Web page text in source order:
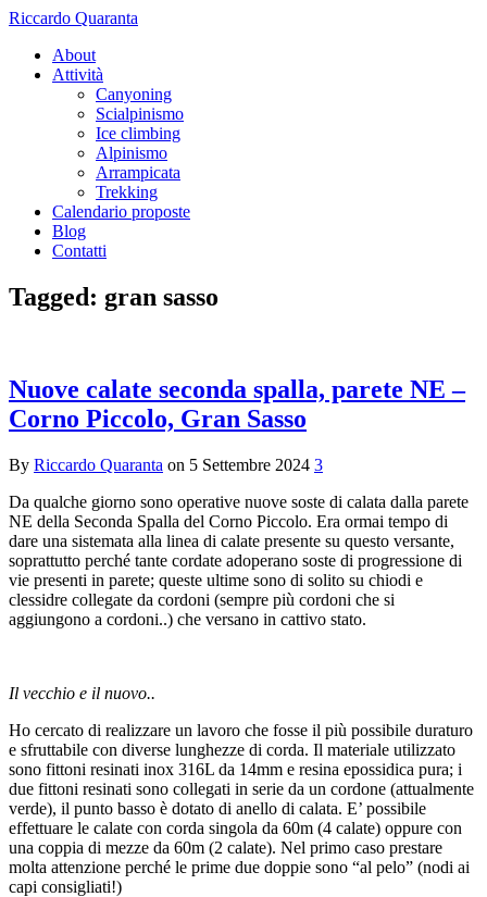
Riccardo Quaranta
About
Attività
Canyoning
Scialpinismo
Ice climbing
Alpinismo
Arrampicata
Trekking
Calendario proposte
Blog
Contatti
Tagged: gran sasso
Nuove calate seconda spalla, parete NE –
Corno Piccolo, Gran Sasso
By Riccardo Quaranta on 5 Settembre 2024 3
Da qualche giorno sono operative nuove soste di calata dalla parete
NE della Seconda Spalla del Corno Piccolo. Era ormai tempo di
dare una sistemata alla linea di calate presente su questo versante,
soprattutto perché tante cordate adoperano soste di progressione di
vie presenti in parete; queste ultime sono di solito su chiodi e
clessidre collegate da cordoni (sempre più cordoni che si
aggiungono a cordoni..) che versano in cattivo stato.
Il vecchio e il nuovo..
Ho cercato di realizzare un lavoro che fosse il più possibile duraturo
e sfruttabile con diverse lunghezze di corda. Il materiale utilizzato
sono fittoni resinati inox 316L da 14mm e resina epossidica pura; i
due fittoni resinati sono collegati in serie da un cordone (attualmente
verde), il punto basso è dotato di anello di calata. E’ possibile
effettuare le calate con corda singola da 60m (4 calate) oppure con
una coppia di mezze da 60m (2 calate). Nel primo caso prestare
molta attenzione perché le prime due doppie sono “al pelo” (nodi ai
capi consigliati!)